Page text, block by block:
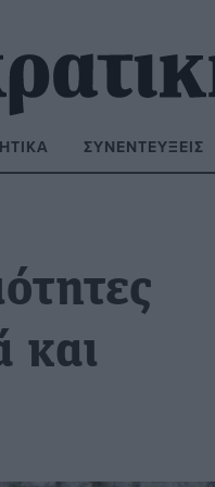
ΣΥΝΕΝΤΕΎΞΕΙΣ
και